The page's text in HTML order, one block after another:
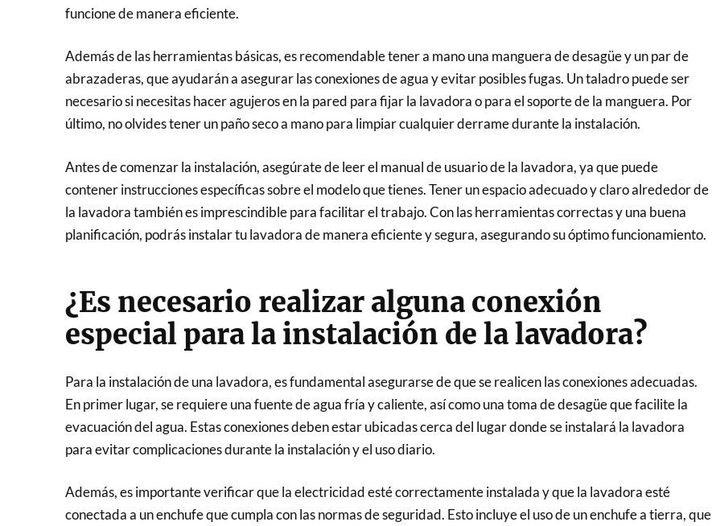
funcione de manera eficiente.
Además de las herramientas básicas, es recomendable tener a mano una manguera de desagüe y un par de
abrazaderas, que ayudarán a asegurar las conexiones de agua y evitar posibles fugas. Un taladro puede ser
necesario si necesitas hacer agujeros en la pared para fijar la lavadora o para el soporte de la manguera. Por
último, no olvides tener un paño seco a mano para limpiar cualquier derrame durante la instalación.
Antes de comenzar la instalación, asegúrate de leer el manual de usuario de la lavadora, ya que puede
contener instrucciones específicas sobre el modelo que tienes. Tener un espacio adecuado y claro alrededor de
la lavadora también es imprescindible para facilitar el trabajo. Con las herramientas correctas y una buena
planificación, podrás instalar tu lavadora de manera eficiente y segura, asegurando su óptimo funcionamiento.
¿Es necesario realizar alguna conexión
especial para la instalación de la lavadora?
Para la instalación de una lavadora, es fundamental asegurarse de que se realicen las conexiones adecuadas.
En primer lugar, se requiere una fuente de agua fría y caliente, así como una toma de desagüe que facilite la
evacuación del agua. Estas conexiones deben estar ubicadas cerca del lugar donde se instalará la lavadora
para evitar complicaciones durante la instalación y el uso diario.
Además, es importante verificar que la electricidad esté correctamente instalada y que la lavadora esté
conectada a un enchufe que cumpla con las normas de seguridad. Esto incluye el uso de un enchufe a tierra, que